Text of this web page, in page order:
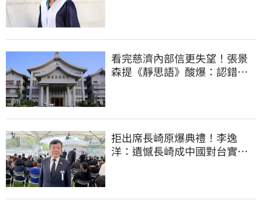
看完慈濟內部信更失望！張景
森提《靜思語》酸爆：認錯有
拒出席長崎原爆典禮！李逸
洋：遺憾長崎成中國對台實施